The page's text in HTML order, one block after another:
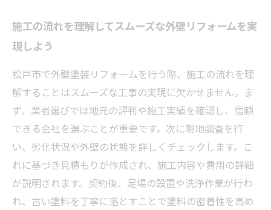
施工の流れを理解してスムーズな外壁リフォームを実
現しよう
松戸市で外壁塗装リフォームを行う際、施工の流れを理
解することはスムーズな工事の実現に欠かせません。ま
ず、業者選びでは地元の評判や施工実績を確認し、信頼
できる会社を選ぶことが重要です。次に現地調査を行
い、劣化状況や外壁の状態を詳しくチェックします。こ
れに基づき見積もりが作成され、施工内容や費用の詳細
が説明されます。契約後、足場の設置や洗浄作業が行わ
れ、古い塗料を丁寧に落とすことで塗料の密着性を高め